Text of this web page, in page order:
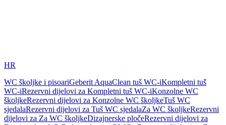
HR
WC školjke i pisoariGeberit AquaClean tuš WC-iKompletni tuš
WC-iRezervni dijelovi za Kompletni tuš WC-iKonzolne WC
školjkeRezervni dijelovi za Konzolne WC školjkeTuš WC
sjedalaRezervni dijelovi za Tuš WC sjedalaZa WC školjkeRezervni
dijelovi za Za WC školjkeDizajnerske pločeRezervni dijelovi za